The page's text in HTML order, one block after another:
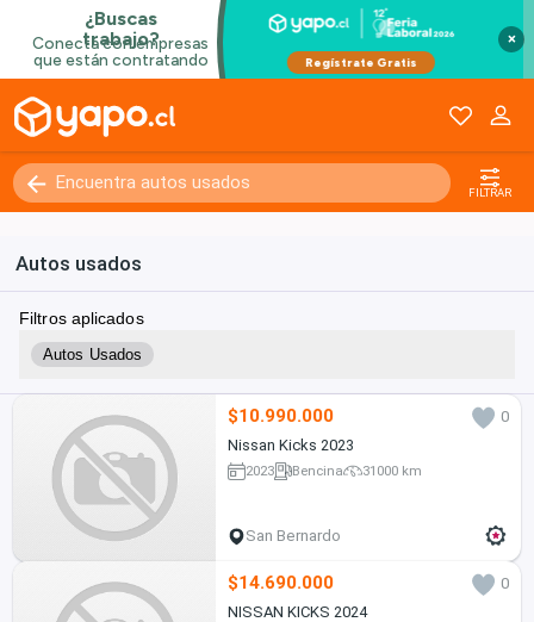
×
FILTRAR
Autos usados
Filtros aplicados
Autos Usados
$10.990.000
0
Nissan Kicks 2023
2023 Bencina 31000 km
San Bernardo
$14.690.000
0
NISSAN KICKS 2024